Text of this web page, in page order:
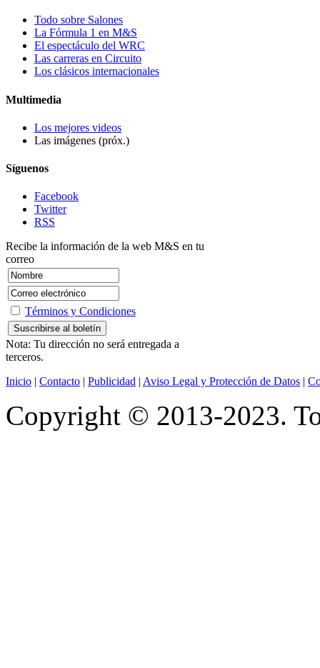
Todo sobre Salones
La Fórmula 1 en M&S
El espectáculo del WRC
Las carreras en Circuito
Los clásicos internacionales
Multimedia
Los mejores videos
Las imágenes (próx.)
Síguenos
Facebook
Twitter
RSS
Recibe la información de la web M&S en tu
correo
Términos y Condiciones
Nota: Tu dirección no será entregada a
terceros.
Inicio | Contacto | Publicidad | Aviso Legal y Protección de Datos |
Copyright © 2013-2023.